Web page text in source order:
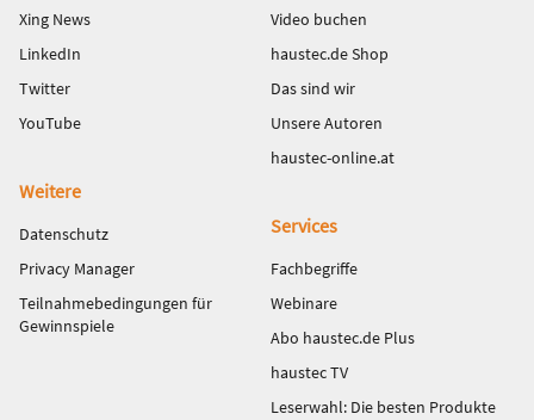
Xing News
LinkedIn
Twitter
YouTube
Video buchen
haustec.de Shop
Das sind wir
Unsere Autoren
haustec-online.at
Weitere
Datenschutz
Privacy Manager
Teilnahmebedingungen für
Gewinnspiele
Services
Fachbegriffe
Webinare
Abo haustec.de Plus
haustec TV
Leserwahl: Die besten Produkte